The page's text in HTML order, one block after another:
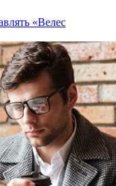
«Велес